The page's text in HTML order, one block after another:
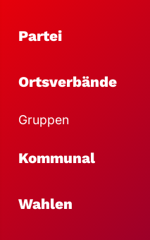
Partei
Ortsverbände
Gruppen
Kommunal
Wahlen